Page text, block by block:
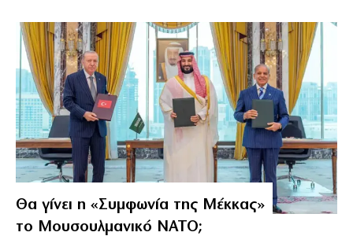
Θα γίνει η «Συμφωνία της Μέκκας»
το Μουσουλμανικό ΝΑΤΟ;